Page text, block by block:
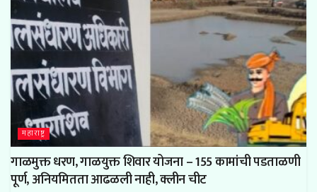
महाराष्ट्र
गाळमुक्त धरण, गाळयुक्त शिवार योजना – 155 कामांची पडताळणी
पूर्ण, अनियमितता आढळली नाही, क्लीन चीट